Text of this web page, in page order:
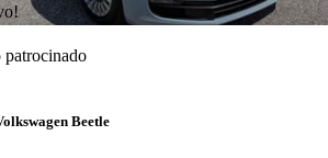
patrocinado
Beetle